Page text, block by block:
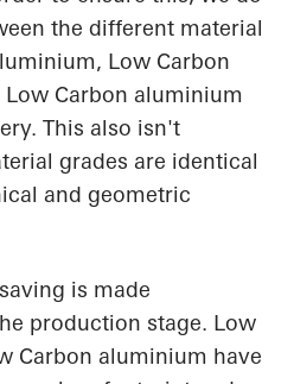
the different material
Low Carbon
Carbon aluminium
This also isn't
grades are identical
and geometric
is made
production stage. Low
Carbon aluminium have